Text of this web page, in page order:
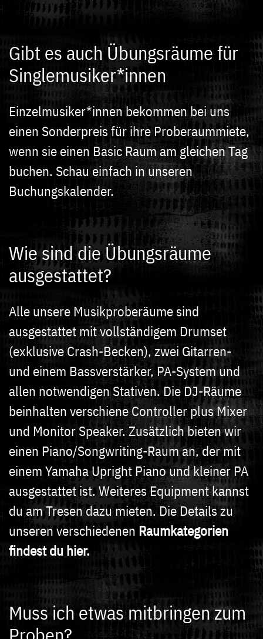
Gibt es auch Übungsräume für
Singlemusiker*innen
Einzelmusiker*innen bekommen bei uns
einen Sonderpreis für ihre Proberaummiete,
wenn sie einen Basic Raum am gleichen Tag
buchen. Schau einfach in unseren
Buchungskalender.
Wie sind die Übungsräume
ausgestattet?
Alle unsere Musikproberäume sind
ausgestattet mit vollständigem Drumset
(exklusive Crash-Becken), zwei Gitarren-
und einem Bassverstärker, PA-System und
allen notwendigen Stativen. Die DJ-Räume
beinhalten verschiene Controller plus Mixer
und Monitor Speaker. Zusätzlich bieten wir
einen Piano/Songwriting-Raum an, der mit
einem Yamaha Upright Piano und kleiner PA
ausgestattet ist. Weiteres Equipment kannst
du am Tresen dazu mieten. Die Details zu
unseren verschiedenen Raumkategorien
findest du hier.
Muss ich etwas mitbringen zum